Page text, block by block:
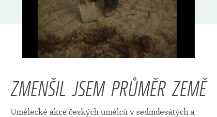
ZMENŠIL JSEM PRŮMĚR ZEMĚ
Umělecké akce českých umělců v sedmdesátých a